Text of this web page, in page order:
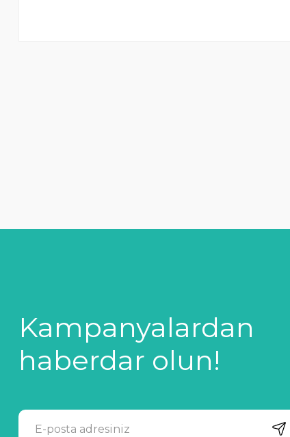
Kampanyalardan
haberdar olun!